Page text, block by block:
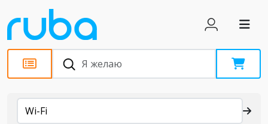
Каталог
Wi-Fi